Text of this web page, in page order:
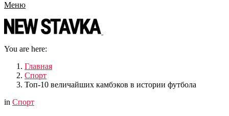
Меню
You are here:
Главная
Спорт
Топ-10 величайших камбэков в истории футбола
in Спорт